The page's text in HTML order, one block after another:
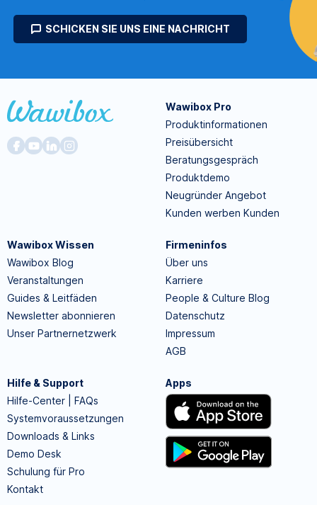
SCHICKEN SIE UNS EINE NACHRICHT
Wawibox Pro
Produktinformationen
Preisübersicht
Beratungsgespräch
Produktdemo
Neugründer Angebot
Kunden werben Kunden
Wawibox Wissen
Wawibox Blog
Veranstaltungen
Guides & Leitfäden
Newsletter abonnieren
Unser Partnernetzwerk
Firmeninfos
Über uns
Karriere
People & Culture Blog
Datenschutz
Impressum
AGB
Hilfe & Support
Hilfe-Center | FAQs
Systemvoraussetzungen
Downloads & Links
Demo Desk
Schulung für Pro
Kontakt
Apps